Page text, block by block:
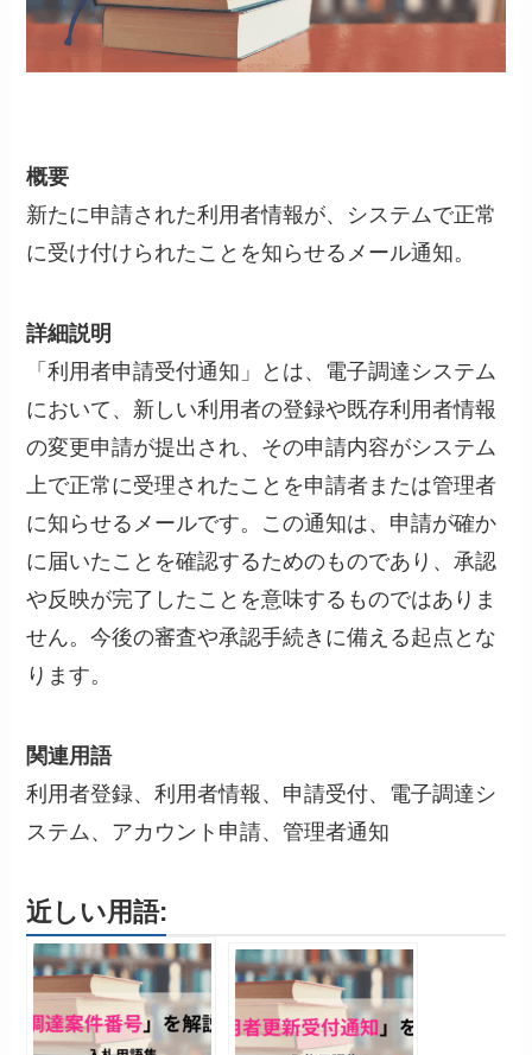
概要
新たに申請された利用者情報が、システムで正常
に受け付けられたことを知らせるメール通知。
詳細説明
「利用者申請受付通知」とは、電子調達システム
において、新しい利用者の登録や既存利用者情報
の変更申請が提出され、その申請内容がシステム
上で正常に受理されたことを申請者または管理者
に知らせるメールです。この通知は、申請が確か
に届いたことを確認するためのものであり、承認
や反映が完了したことを意味するものではありま
せん。今後の審査や承認手続きに備える起点とな
ります。
関連用語
利用者登録、利用者情報、申請受付、電子調達シ
ステム、アカウント申請、管理者通知
近しい用語: